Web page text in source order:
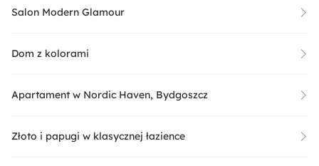
Salon Modern Glamour
Dom z kolorami
Apartament w Nordic Haven, Bydgoszcz
Złoto i papugi w klasycznej łazience